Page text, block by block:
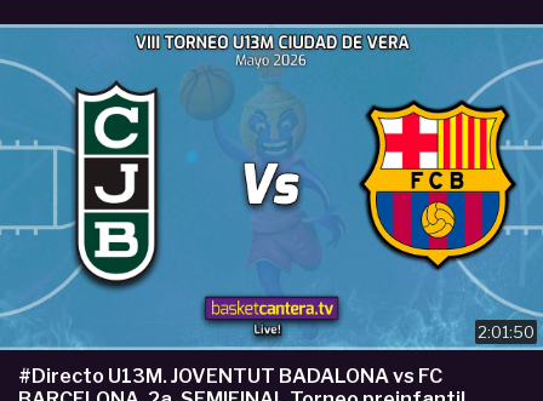
2:01:50
#Directo U13M. JOVENTUT BADALONA vs FC